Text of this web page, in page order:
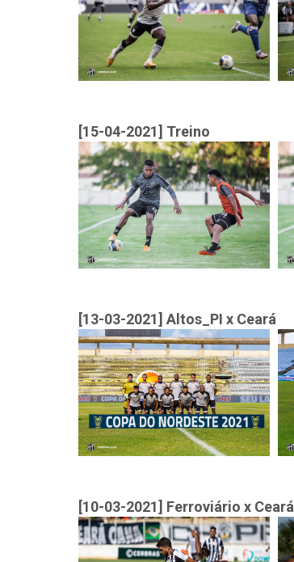
[15-04-2021] Treino
[13-03-2021] Altos_PI x Ceará
[10-03-2021] Ferroviário x Ceará